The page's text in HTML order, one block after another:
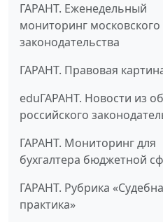
ГАРАНТ. Еженедельный
мониторинг московского
законодательства
ГАРАНТ. Правовая
eduГАРАНТ. Новости из
российского
ГАРАНТ. Мониторинг для
бухгалтера бюджетной
ГАРАНТ. Рубрика
практика»